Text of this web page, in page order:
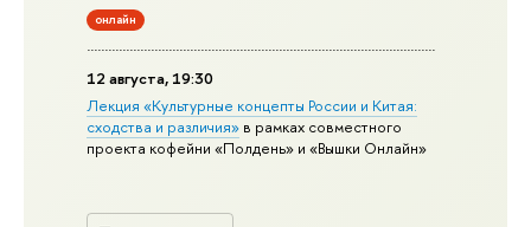
онлайн
12 августа, 19:30
Лекция «Культурные концепты России и Китая:
сходства и различия» в рамках совместного
проекта кофейни «Полдень» и «Вышки Онлайн»